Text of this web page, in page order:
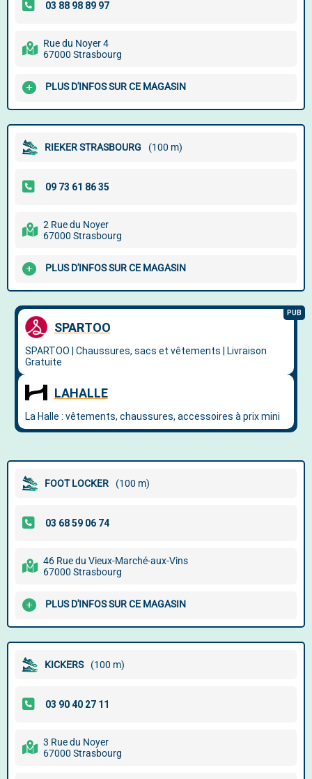
Rue du Noyer 4
67000 Strasbourg
PLUS D'INFOS SUR CE MAGASIN
RIEKER STRASBOURG (100 m)
2 Rue du Noyer
67000 Strasbourg
PLUS D'INFOS SUR CE MAGASIN
FOOT LOCKER (100 m)
46 Rue du Vieux-Marché-aux-Vins
67000 Strasbourg
PLUS D'INFOS SUR CE MAGASIN
KICKERS (100 m)
3 Rue du Noyer
67000 Strasbourg